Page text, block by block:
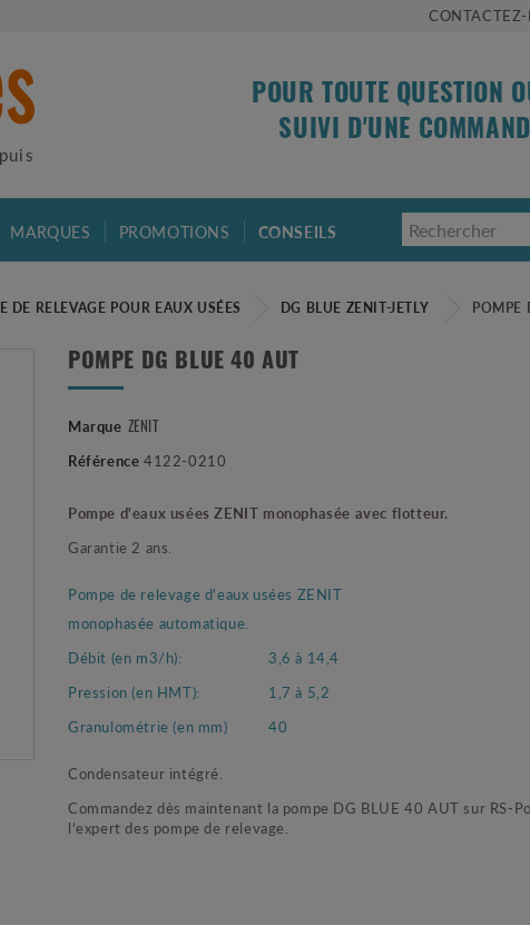
POUR TOUTE QUESTION
SUIVI D'UNE
MARQUES PROMOTIONS CONSEILS
DE RELEVAGE POUR EAUX USÉES DG BLUE ZENIT-JETLY POMPE
POMPE DG BLUE 40 AUT
Marque ZENIT
Référence 4122-0210
Pompe d'eaux usées ZENIT monophasée avec flotteur.
Garantie 2 ans.
Pompe de relevage d'eaux usées ZENIT
monophasée automatique.
Débit (en m3/h):
3,6 à 14,4
Pression (en HMT):
1,7 à 5,2
Granulométrie (en mm)
40
Condensateur intégré.
Commandez dès maintenant la pompe DG BLUE 40 AUT sur RS-
l'expert des pompe de relevage.